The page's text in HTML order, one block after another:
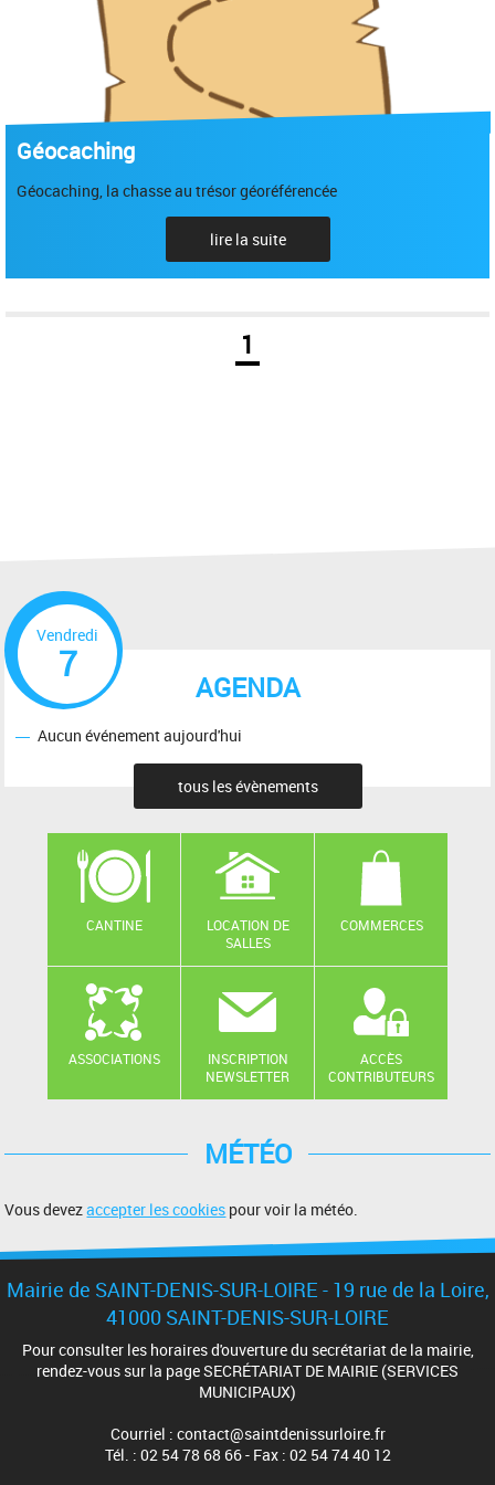
Géocaching
Géocaching, la chasse au trésor géoréférencée
lire la suite
1
AGENDA
Vendredi
7
Aucun événement aujourd'hui
tous les évènements
CANTINE
LOCATION DE
SALLES
COMMERCES
ASSOCIATIONS
INSCRIPTION
NEWSLETTER
ACCÈS
CONTRIBUTEURS
MÉTÉO
Vous devezaccepter les cookies pour voir la météo.
Mairie de SAINT-DENIS-SUR-LOIRE - 19 rue de la Loire,
41000 SAINT-DENIS-SUR-LOIRE
Pour consulter les horaires d'ouverture du secrétariat de la mairie,
rendez-vous sur la page SECRÉTARIAT DE MAIRIE (SERVICES
MUNICIPAUX)
Courriel : contact@saintdenissurloire.fr
Tél. : 02 54 78 68 66 - Fax : 02 54 74 40 12